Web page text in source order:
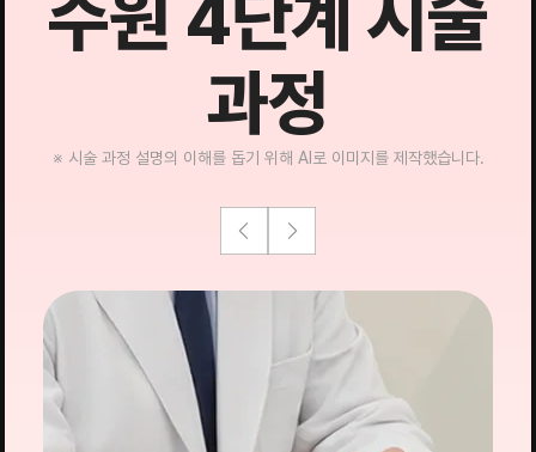
수원 4단계 시술
과정
※ 시술 과정 설명의 이해를 돕기 위해 AI로 이미지를 제작했습니다.